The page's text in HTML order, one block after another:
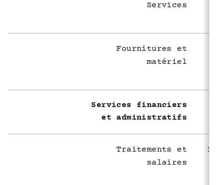
Services
Fournitures et
matériel
Services financiers
et administratifs
Traitements et
salaires
1